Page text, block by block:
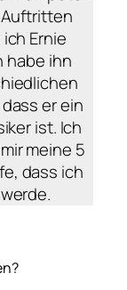
Ernie
habe ihn
er ein
ist. Ich
meine 5
dass ich